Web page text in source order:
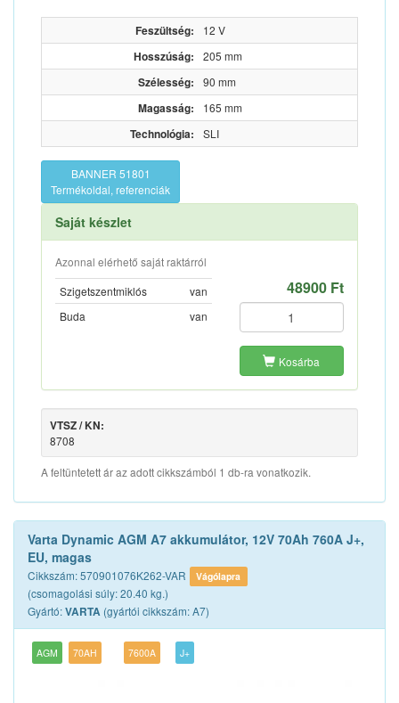
Feszültség: 12 V
Hosszúság: 205 mm
Szélesség: 90 mm
Magasság: 165 mm
Technológia: SLI
BANNER 51801
Termékoldal, referenciák
Saját készlet
Azonnal elérhető saját raktárról
Szigetszentmiklós
van
Buda
van
48900 Ft
Kosárba
VTSZ / KN:
8708
A feltüntetett ár az adott cikkszámból 1 db-ra vonatkozik.
Varta Dynamic AGM A7 akkumulátor, 12V 70Ah 760A J+,
EU, magas
Cikkszám: 570901076K262-VAR Vágólapra
(csomagolási súly: 20.40 kg.)
Gyártó:VARTA (gyártói cikkszám: A7)
AGM 70AH 7600A J+